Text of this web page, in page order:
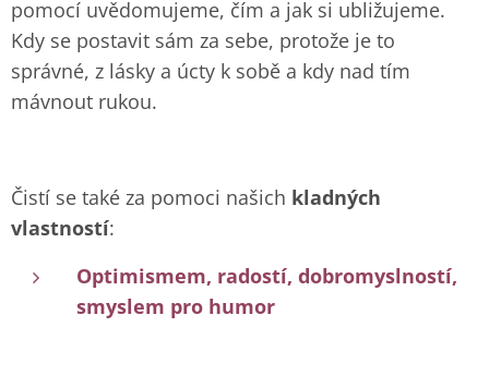
pomocí uvědomujeme, čím a jak si ubližujeme.
Kdy se postavit sám za sebe, protože je to
správné, z lásky a úcty k sobě a kdy nad tím
mávnout rukou.
Čistí se také za pomoci našich kladných
vlastností:
Optimismem, radostí, dobromyslností,
smyslem pro humor